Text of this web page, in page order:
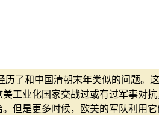
了和中国清朝末年类似的问题。
工业化国家交战过或有过军事对
但是更多时候，欧美的军队利用